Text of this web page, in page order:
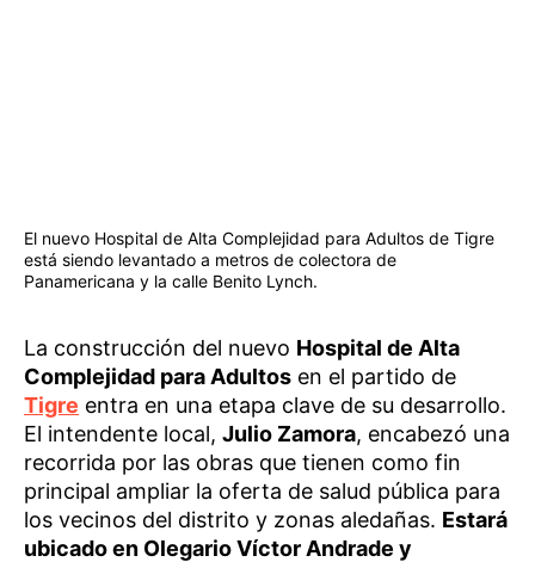
El nuevo Hospital de Alta Complejidad para Adultos de Tigre
está siendo levantado a metros de colectora de
Panamericana y la calle Benito Lynch.
La construcción del nuevo Hospital de Alta
Complejidad para Adultos en el partido de
Tigre entra en una etapa clave de su desarrollo.
El intendente local, Julio Zamora, encabezó una
recorrida por las obras que tienen como fin
principal ampliar la oferta de salud pública para
los vecinos del distrito y zonas aledañas. Estará
ubicado en Olegario Víctor Andrade y